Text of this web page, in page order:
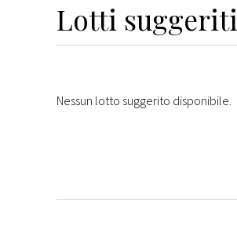
Lotti suggeriti
Nessun lotto suggerito disponibile.